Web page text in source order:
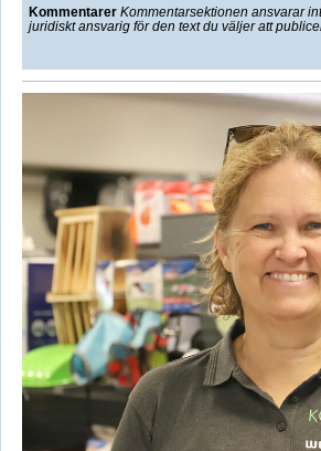
Kommentarer Kommentarsektionen ansvarar
juridiskt ansvarig för den text du väljer att